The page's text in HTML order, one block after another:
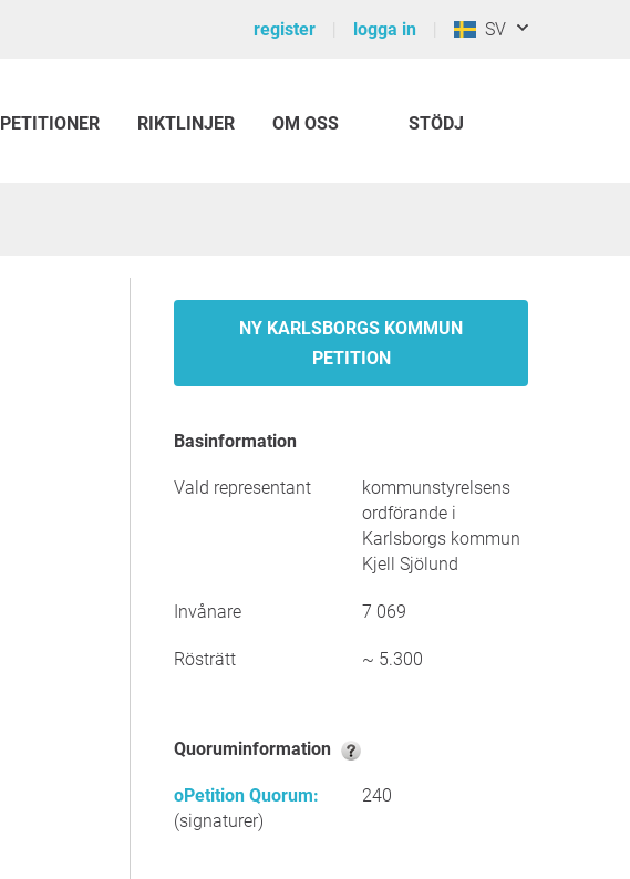
register logga in SV
PETITIONER RIKTLINJER OM OSS STÖDJ
NY KARLSBORGS KOMMUN
PETITION
Basinformation
Vald representant
kommunstyrelsens
ordförande i
Karlsborgs kommun
Kjell Sjölund
Invånare 7 069
Rösträtt ~ 5.300
Quoruminformation
oPetition Quorum:
(signaturer)
240